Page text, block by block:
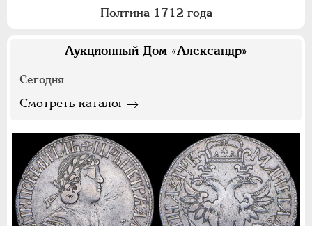
Полтина 1712 года
Аукционный Дом «Александр»
Сегодня
Смотреть каталог